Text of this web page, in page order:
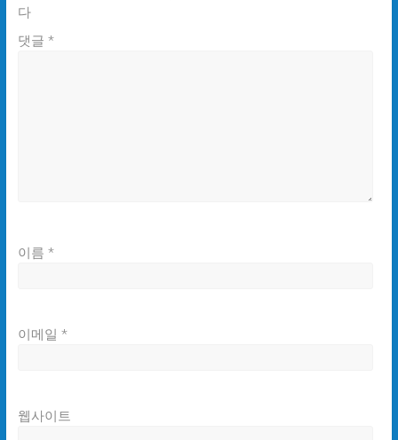
다
댓글 *
이름 *
이메일 *
웹사이트